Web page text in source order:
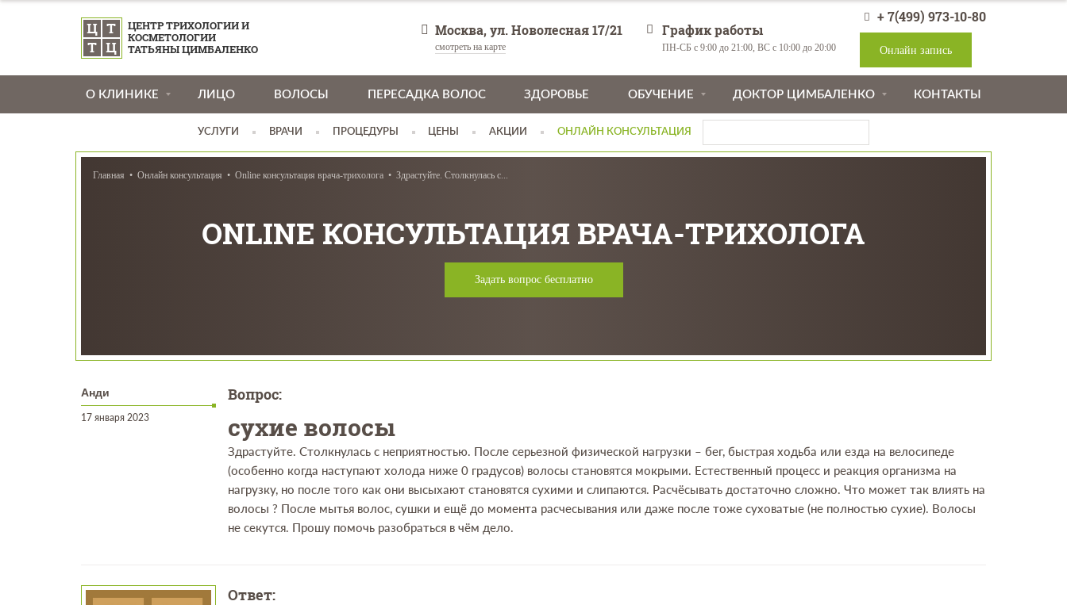
ЦЕНТР ТРИХОЛОГИИ И
КОСМЕТОЛОГИИ
ТАТЬЯНЫ ЦИМБАЛЕНКО
Москва, ул. Новолесная 17/21
смотреть на карте
График работы
ПН-СБ с 9:00 до 21:00, ВС с 10:00 до 20:00
+ 7(499) 973-10-80
Онлайн запись
О КЛИНИКЕ ЛИЦО ВОЛОСЫ ПЕРЕСАДКА ВОЛОС ЗДОРОВЬЕ ОБУЧЕНИЕ ДОКТОР ЦИМБАЛЕНКО КОНТАКТЫ
УСЛУГИ ВРАЧИ ПРОЦЕДУРЫ ЦЕНЫ АКЦИИ ОНЛАЙН КОНСУЛЬТАЦИЯ
Главная Онлайн консультация Online консультация врача-трихолога Здрастуйте. Столкнулась с...
ONLINE КОНСУЛЬТАЦИЯ ВРАЧА-ТРИХОЛОГА
Задать вопрос бесплатно
Анди
17 января 2023
Вопрос:
сухие волосы
Здрастуйте. Столкнулась с неприятностью. После серьезной физической нагрузки – бег, быстрая ходьба или езда на велосипеде
(особенно когда наступают холода ниже 0 градусов) волосы становятся мокрыми. Естественный процесс и реакция организма на
нагрузку, но после того как они высыхают становятся сухими и слипаются. Расчёсывать достаточно сложно. Что может так влиять на
волосы ? После мытья волос, сушки и ещё до момента расчесывания или даже после тоже суховатые (не полностью сухие). Волосы
не секутся. Прошу помочь разобраться в чём дело.
Ответ: